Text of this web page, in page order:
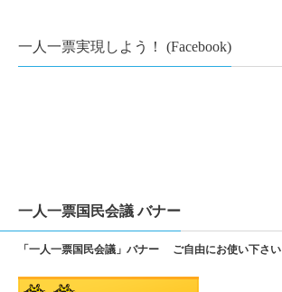
一人一票実現しよう！ (Facebook)
一人一票国民会議 バナー
「一人一票国民会議」バナー ご自由にお使い下さい